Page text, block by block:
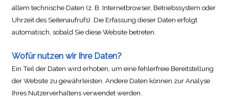
allem technische Daten (z. B. Internetbrowser, Betriebssystem oder
Uhrzeit des Seitenaufrufs). Die Erfassung dieser Daten erfolgt
automatisch, sobald Sie diese Website betreten.
Wofür nutzen wir Ihre Daten?
Ein Teil der Daten wird erhoben, um eine fehlerfreie Bereitstellung
der Website zu gewährleisten. Andere Daten können zur Analyse
Ihres Nutzerverhaltens verwendet werden.